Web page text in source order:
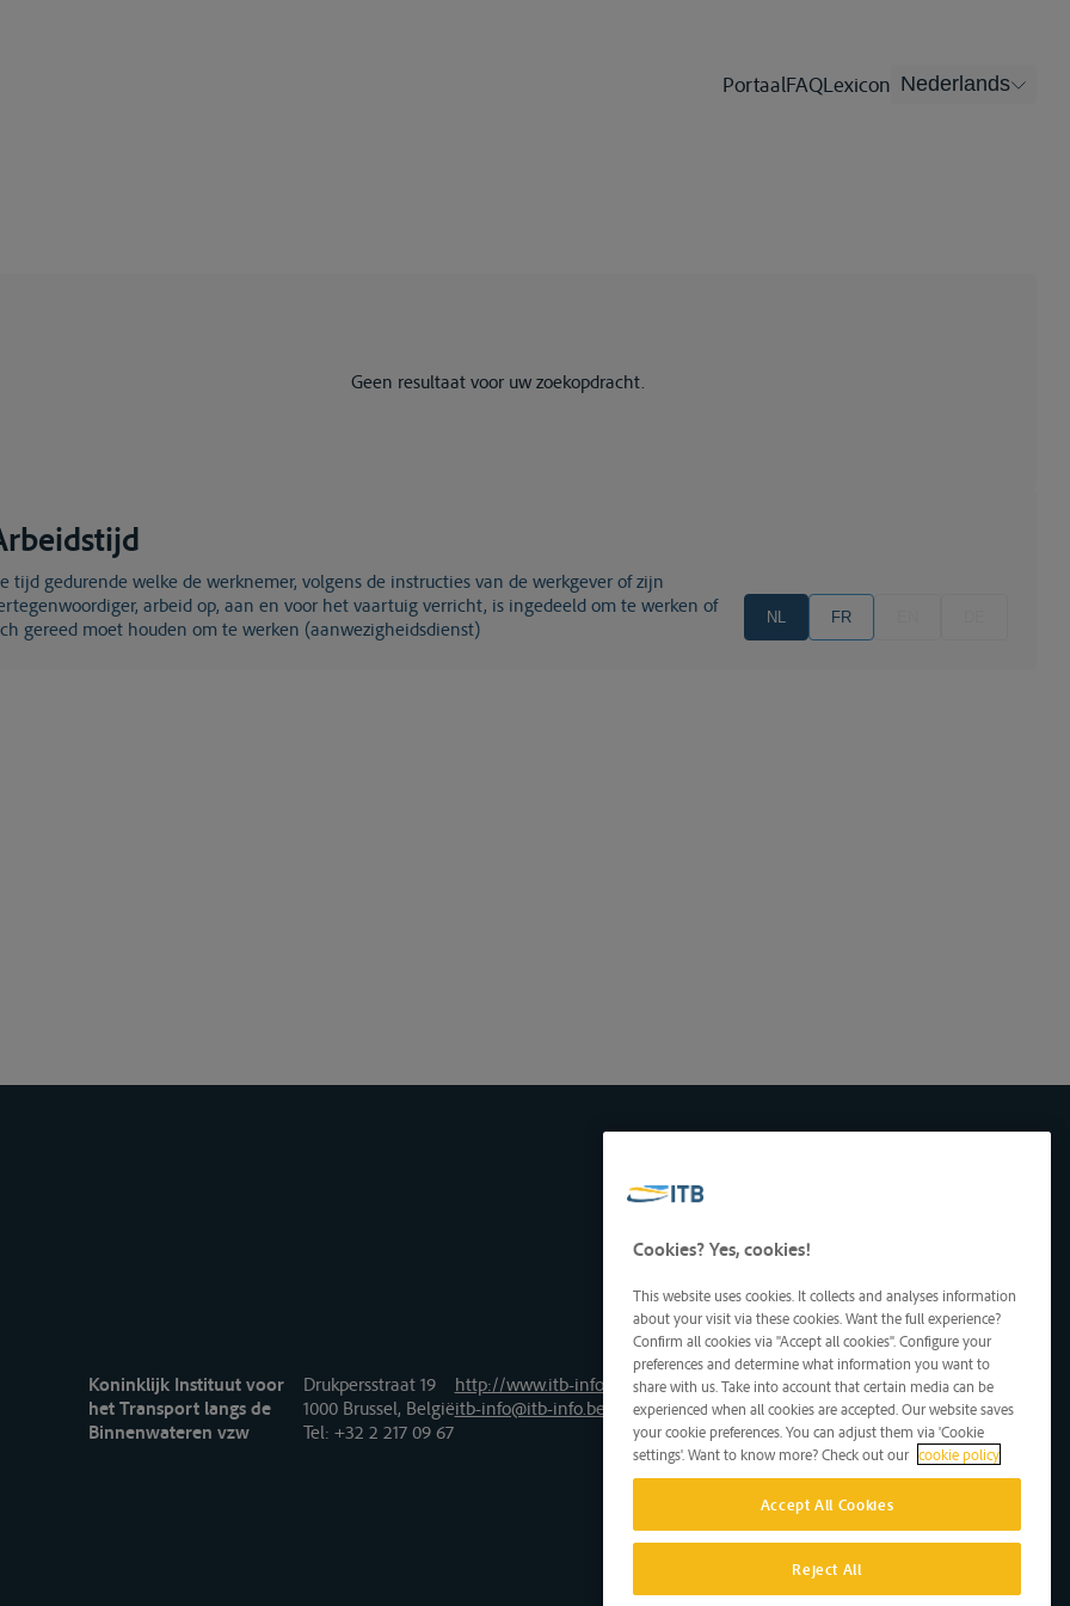
PortaalFAQLexicon Nederlands
Geen resultaat voor uw zoekopdracht.
of zijn
arbeid op, aan en voor het vaartuig verricht, is ingedeeld om te werken of
gereed moet houden om te werken (aanwezigheidsdienst)
NL FR
Koninklijk Instituut voor
het Transport langs de
Binnenwateren vzw
Drukpersstraat 19
1000 Brussel, België
Tel: +32 2 217 09 67
http://www.itb-info.be
itb-info@itb-info.be
Cookies? Yes, cookies!
This website uses cookies. It collects and analyses information
about your visit via these cookies. Want the full experience?
Confirm all cookies via "Accept all cookies". Configure your
preferences and determine what information you want to
share with us. Take into account that certain media can be
experienced when all cookies are accepted. Our website saves
your cookie preferences. You can adjust them via 'Cookie
settings'. Want to know more? Check out our cookie policy
Accept All Cookies
Reject All